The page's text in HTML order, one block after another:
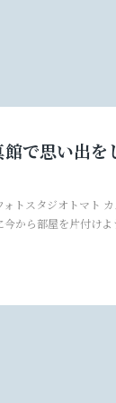
館で思い出
トスタジオトマト
から部屋を片付け